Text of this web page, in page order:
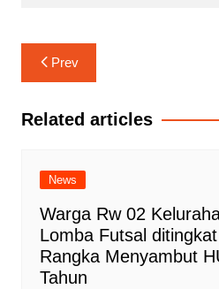
Navigasi
pos
Prev
Related articles
News
Warga Rw 02
Lomba Futsal
Rangka Menyambut
Tahun